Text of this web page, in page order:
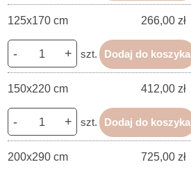
125x170 cm 266,00 zł
- + szt. Dodaj do koszyka
150x220 cm 412,00 zł
- + szt. Dodaj do koszyka
200x290 cm 725,00 zł